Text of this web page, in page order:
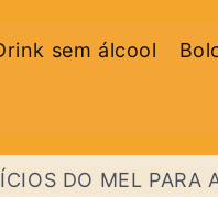
sem álcool
DO MEL PARA